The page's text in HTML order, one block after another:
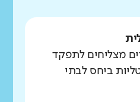
מצליחים לתפקד
ביחס לבתי